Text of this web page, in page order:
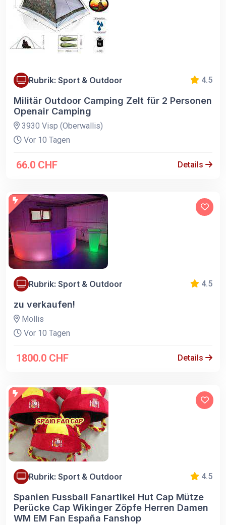
Rubrik: Sport & Outdoor 4.5
Militär Outdoor Camping Zelt für 2 Personen
Openair Camping
3930 Visp (Oberwallis)
Vor 10 Tagen
66.0 CHF Details
Rubrik: Sport & Outdoor 4.5
zu verkaufen!
Mollis
Vor 10 Tagen
1800.0 CHF Details
Rubrik: Sport & Outdoor 4.5
Spanien Fussball Fanartikel Hut Cap Mütze
Perücke Cap Wikinger Zöpfe Herren Damen
WM EM Fan España Fanshop